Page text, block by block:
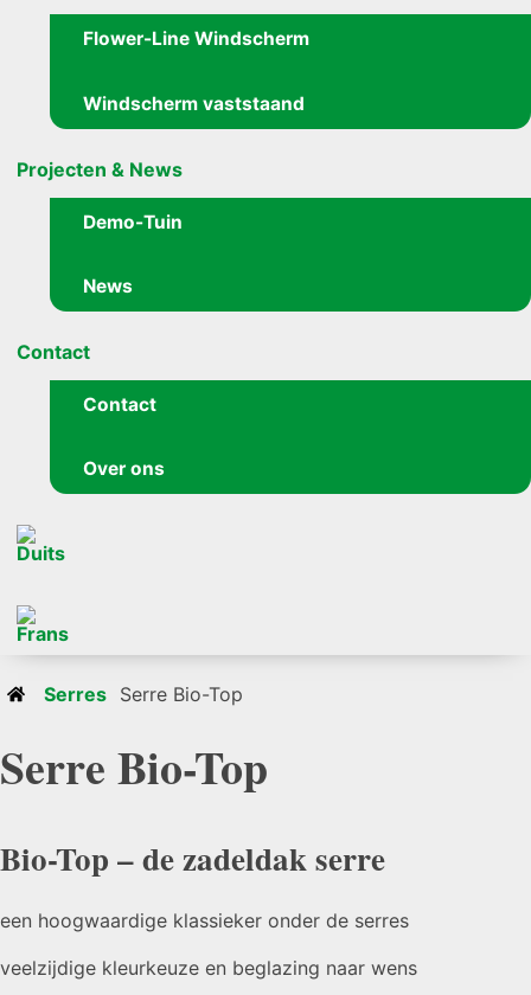
Flower-Line Windscherm
Windscherm vaststaand
Projecten & News
Demo-Tuin
News
Contact
Contact
Over ons
Serres Serre Bio-Top
Serre Bio-Top
Bio-Top – de zadeldak serre
een hoogwaardige klassieker onder de serres
veelzijdige kleurkeuze en beglazing naar wens